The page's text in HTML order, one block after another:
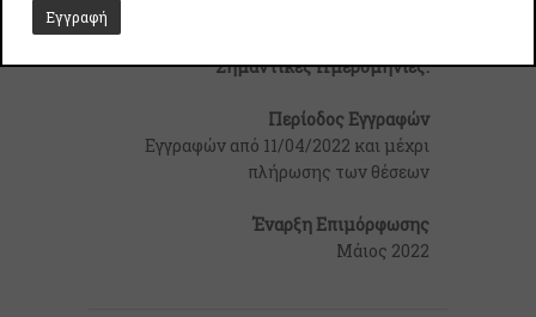
Σημαντικές Ημερομηνίες:
Περίοδος Εγγραφών
Εγγραφών από 11/04/2022 και μέχρι
πλήρωσης των θέσεων
Έναρξη Επιμόρφωσης
Μάιος 2022